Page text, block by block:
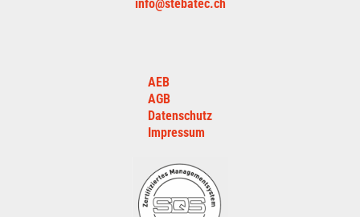
info@stebatec.ch
AEB
AGB
Datenschutz
Impressum